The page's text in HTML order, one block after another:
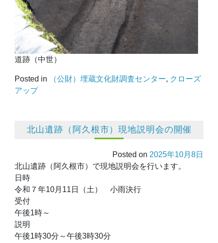
道跡（中世）
Posted in （公財）埋蔵文化財調査センター, クローズ
アップ
北山遺跡（阿久根市）現地説明会の開催
Posted on 2025年10月8日
北山遺跡（阿久根市）で現地説明会を行います。
日時
令和７年10月11日（土） 小雨決行
受付
午後1時～
説明
午後1時30分～午後3時30分